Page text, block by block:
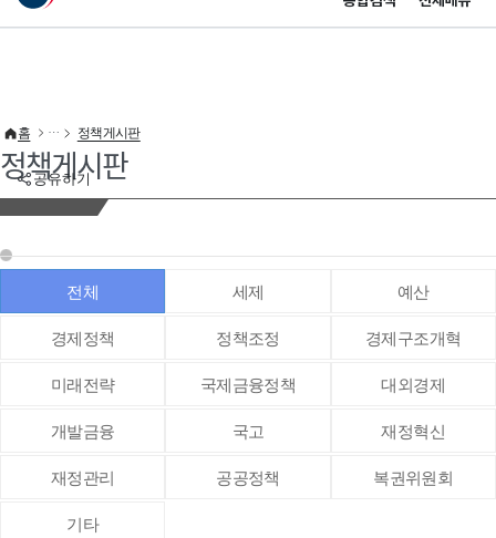
이 누리집은 대한민국 공식 전자정부 누리집입니다.
공유하기
홈 정책게시판
정책게시판
전체 세제 예산
경제정책 정책조정 경제구조개혁
미래전략 국제금융정책 대외경제
개발금융 국고 재정혁신
재정관리 공공정책 복권위원회
기타